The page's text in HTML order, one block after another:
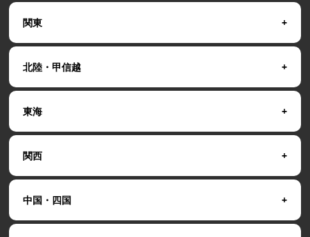
関東
北陸・甲信越
東海
関西
中国・四国